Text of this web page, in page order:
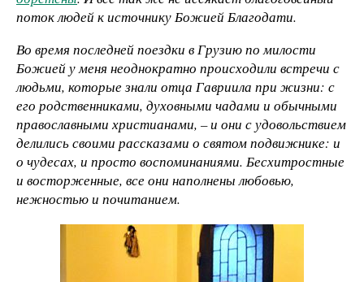
поток людей к источнику Божией Благодати.
Во время последней поездки в Грузию по милости
Божией у меня неоднократно происходили встречи с
людьми, которые знали отца Гавриила при жизни: с
его родственниками, духовными чадами и обычными
православными христианами, – и они с удовольствием
делились своими рассказами о святом подвижнике: и
о чудесах, и просто воспоминаниями. Бесхитростные
и восторженные, все они наполнены любовью,
нежностью и почитанием.